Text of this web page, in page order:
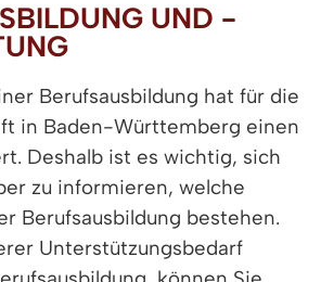
UND -
Berufsausbildung hat für die
in Baden-Württemberg einen
Deshalb ist es wichtig, sich
zu informieren, welche
Berufsausbildung bestehen.
Unterstützungsbedarf